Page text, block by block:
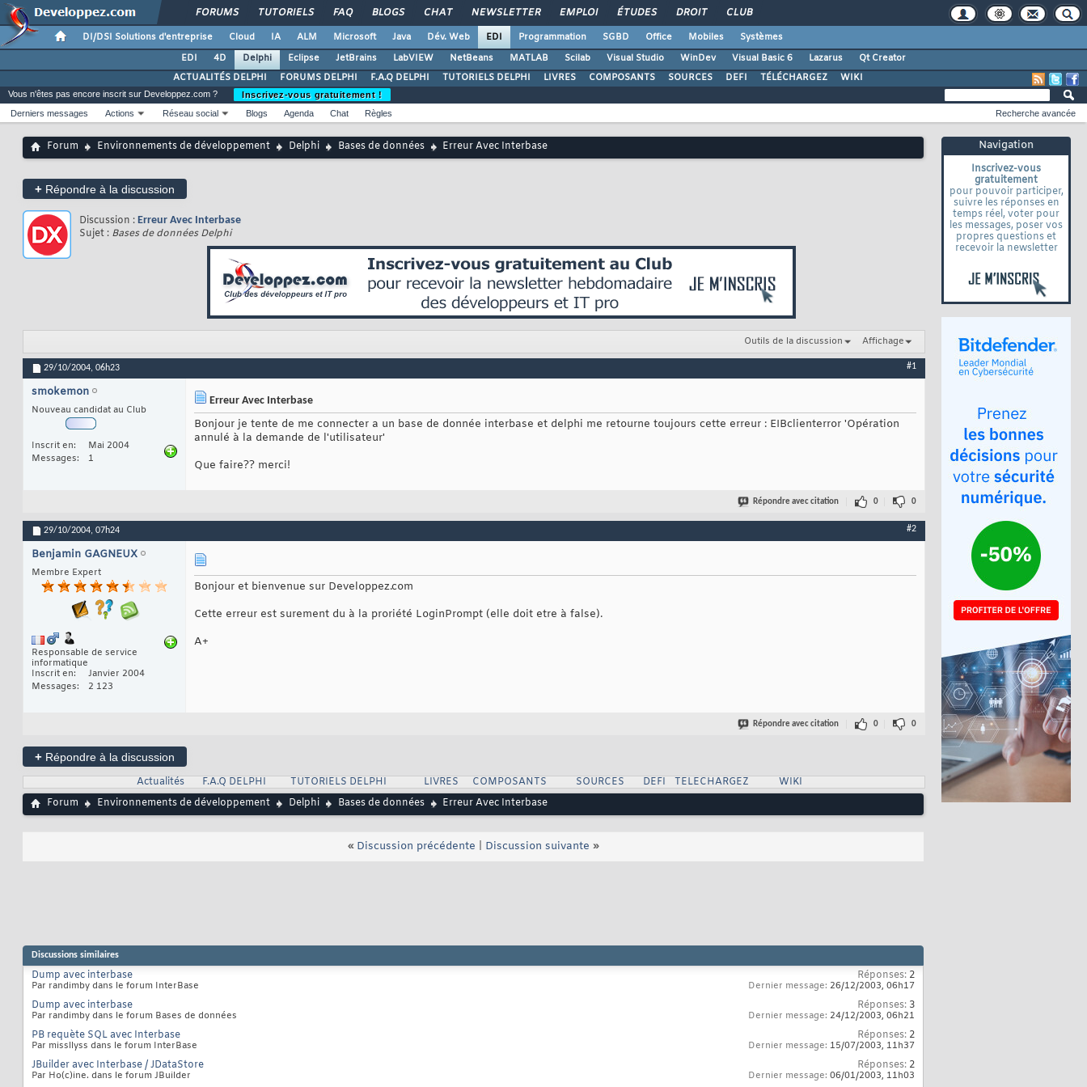
FORUMS TUTORIELS FAQ BLOGS CHAT NEWSLETTER EMPLOI ÉTUDES DROIT CLUB
DI/DSI Solutions d'entreprise Cloud IA ALM Microsoft Java Dév. Web EDI Programmation SGBD Office Mobiles
Systèmes
EDI
4D Delphi Eclipse JetBrains LabVIEW NetBeans MATLAB Scilab Visual Studio WinDev Visual Basic 6 Lazarus
Qt Creator
ACTUALITÉS DELPHI
FORUMS DELPHI F.A.Q DELPHI TUTORIELS DELPHI LIVRES COMPOSANTS SOURCES DEFI TÉLÉCHARGEZ WIKI
Navigation
Inscrivez-vous
gratuitement
pour pouvoir participer,
suivre les réponses en
temps réel, voter pour
les messages, poser vos
propres questions et
recevoir la newsletter
Vous n'êtes pas encore inscrit sur Developpez.com ?
Inscrivez-vous gratuitement !
Derniers messages
Actions Réseau social Blogs Agenda Chat Règles Recherche avancée
Forum Environnements de développement Delphi Bases de données Erreur Avec Interbase
+ Répondre à la discussion
Discussion : Erreur Avec Interbase
Sujet : Bases de données Delphi
Outils de la discussion Affichage
29/10/2004, 06h23 #1
smokemon
Nouveau candidat au Club
Inscrit en
Mai 2004
Messages
1
Erreur Avec Interbase
Bonjour je tente de me connecter a un base de donnée interbase et delphi me retourne toujours cette erreur : EIBclienterror 'Opération
annulé à la demande de l'utilisateur'
Que faire?? merci!
Répondre avec citation 0 0
29/10/2004, 07h24 #2
Benjamin GAGNEUX
Membre Expert
Responsable de service
informatique
Inscrit en
Janvier 2004
Messages
2 123
Bonjour et bienvenue sur Developpez.com
Cette erreur est surement du à la proriété LoginPrompt (elle doit etre à false).
A+
Répondre avec citation 0 0
+ Répondre à la discussion
Actualités
F.A.Q DELPHI TUTORIELS DELPHI LIVRES COMPOSANTS SOURCES DEFI TELECHARGEZ
WIKI
Forum
Environnements de développement Delphi Bases de données Erreur Avec Interbase
« Discussion précédente Discussion suivante »
Discussions similaires
Dump avec interbase
Par randimby dans le forum InterBase
Réponses: 2
Dernier message: 26/12/2003, 06h17
Dump avec interbase
Par randimby dans le forum Bases de données
Réponses: 3
Dernier message: 24/12/2003, 06h21
PB requète SQL avec Interbase
Par missllyss dans le forum InterBase
Réponses: 2
Dernier message: 15/07/2003, 11h37
JBuilder avec Interbase / JDataStore
Par Ho(c)ine. dans le forum JBuilder
Réponses: 2
Dernier message: 06/01/2003, 11h03